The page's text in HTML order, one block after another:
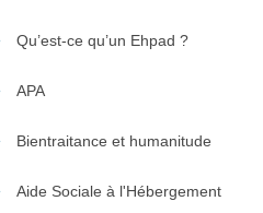
Qu’est-ce qu’un Ehpad ?
APA
Bientraitance et humanitude
Aide Sociale à l'Hébergement